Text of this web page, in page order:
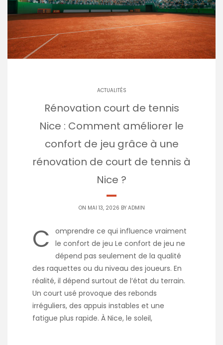
ACTUALITÉS
Rénovation court de tennis
Nice : Comment améliorer le
confort de jeu grâce à une
rénovation de court de tennis à
Nice ?
ON MAI 13, 2026 BY ADMIN
C
omprendre ce qui influence vraiment
le confort de jeu Le confort de jeu ne
dépend pas seulement de la qualité
des raquettes ou du niveau des joueurs. En
réalité, il dépend surtout de l’état du terrain.
Un court usé provoque des rebonds
irréguliers, des appuis instables et une
fatigue plus rapide. À Nice, le soleil,